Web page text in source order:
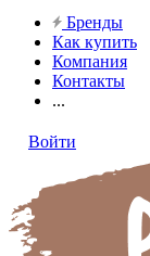
Бренды
Как купить
Компания
Контакты
...
Войти